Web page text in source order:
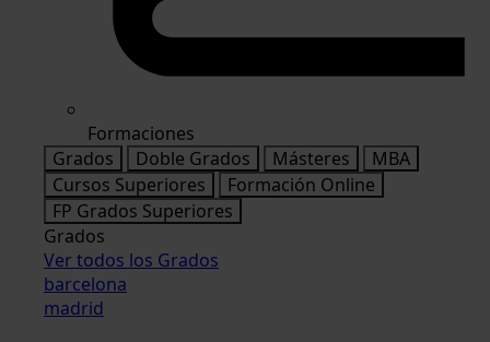
Formaciones
Grados
Doble Grados Másteres
MBA
Cursos Superiores
Formación Online
FP Grados Superiores
Grados
Ver todos los Grados
barcelona
madrid